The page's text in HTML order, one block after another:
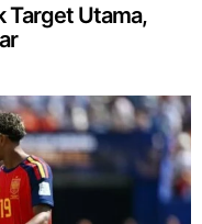
Target Utama,